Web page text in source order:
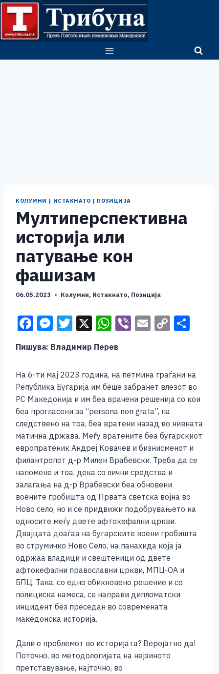
Skip
content
КОЛУМНИ | ИСТАКНАТО | ПОЗИЦИЈА
Мултиперспективна
историja или
патување кон
фашизам
06.05.2023 Колумни, Истакнато, Позиција
F
c
e
b
o
o
k
M
e
ss
e
n
g
er
T
tt
er
X W
at
s
A
p
p
Vi E
l
C
y
Li
n
k
e
Пишува: Владимир Перев
На 6-ти мај 2023 година, на петмина граѓани на
Република Бугарија им беше забранет влезот во
РС Македонија и им беа врачени решенија со кои
беа прогласени за “persona non grata”, па
следствено на тоа, беа вратени назад во нивната
матична држава. Меѓу вратените беа бугарскиот
европратеник Андреј Ковачев и бизнисменот и
филантропот д-р Милен Врабевски. Треба да се
напомене и тоа, дека со лични средства и
залагања на д-р Врабевски беа обновени
воените гробишта од Првата светска војна во
Ново село, но и се придвижи подобрувањето на
односите меѓу двете афтокефални цркви.
Двајцата доаѓаа на бугарските воени гробишта
во струмичко Ново Село, на панахида која ја
одржаа владици и свештеници од двете
афтокефални православни цркви, МПЦ-ОА и
БПЦ. Така, со едно обикновено решение и со
полициска намеса, се направи дипломатски
инцидент без преседан во современата
македонска историја.
Дали е проблемот во историјата? Веројатно да!
Поточно, во методологијата на нејзиното
претставување, најточно, во